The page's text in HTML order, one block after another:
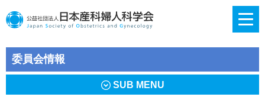
委員会情報
SUB MENU